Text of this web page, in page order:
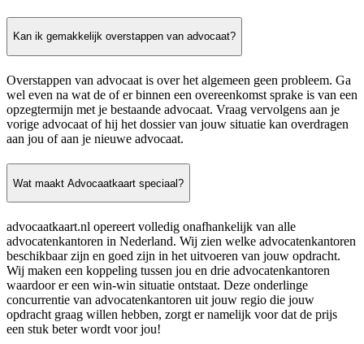
Kan ik gemakkelijk overstappen van advocaat?
Overstappen van advocaat is over het algemeen geen probleem. Ga
wel even na wat de of er binnen een overeenkomst sprake is van een
opzegtermijn met je bestaande advocaat. Vraag vervolgens aan je
vorige advocaat of hij het dossier van jouw situatie kan overdragen
aan jou of aan je nieuwe advocaat.
Wat maakt Advocaatkaart speciaal?
advocaatkaart.nl opereert volledig onafhankelijk van alle
advocatenkantoren in Nederland. Wij zien welke advocatenkantoren
beschikbaar zijn en goed zijn in het uitvoeren van jouw opdracht.
Wij maken een koppeling tussen jou en drie advocatenkantoren
waardoor er een win-win situatie ontstaat. Deze onderlinge
concurrentie van advocatenkantoren uit jouw regio die jouw
opdracht graag willen hebben, zorgt er namelijk voor dat de prijs
een stuk beter wordt voor jou!